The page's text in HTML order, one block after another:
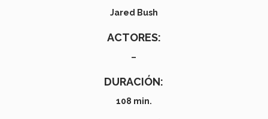
Jared Bush
ACTORES:
–
DURACIÓN:
108 min.